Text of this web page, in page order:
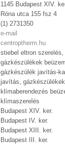
1145 Budapest XIV.
Róna utca 155 fsz 4
(1) 2731350
e-mail
centroptherm.hu
stiebel eltron
gázkészülékek
gázkészülék javítás-
javítás,
klímaberendezés
klímaszerelés
Budapest XIV. ker.
Budapest IV. ker.
Budapest XIII. ker.
Budapest III. ker.